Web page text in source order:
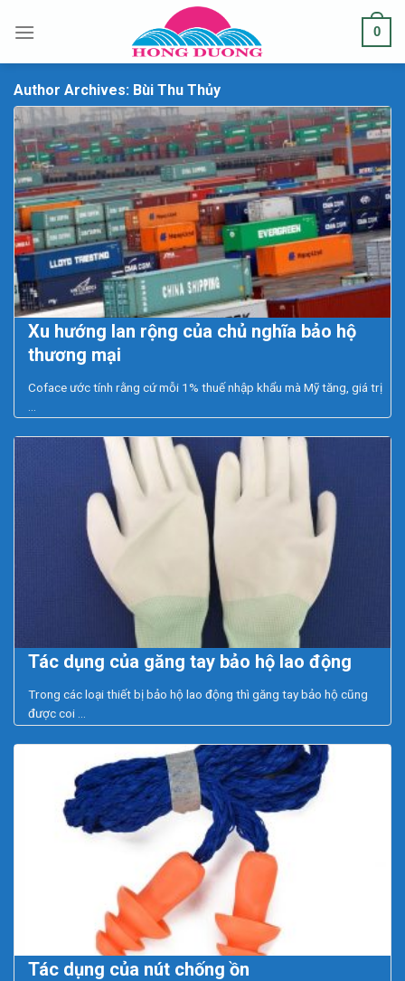
0
Author Archives: Bùi Thu Thủy
Xu hướng lan rộng của chủ nghĩa bảo hộ
thương mại
Coface ước tính rằng cứ mỗi 1% thuế nhập khẩu mà Mỹ tăng, giá trị
Tác dụng của găng tay bảo hộ lao động
Trong các loại thiết bị bảo hộ lao động thì găng tay bảo hộ cũng
được coi ...
Tác dụng của nút chống ồn